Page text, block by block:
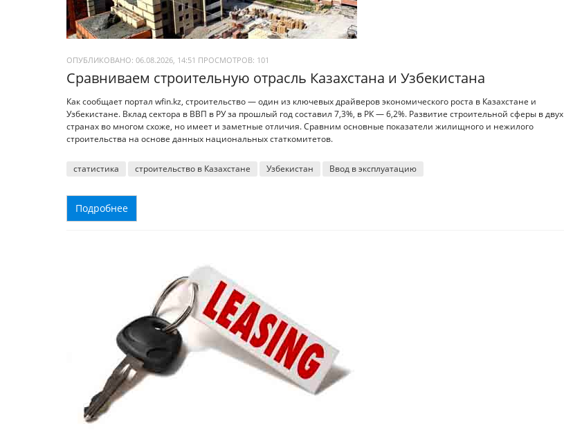
ОПУБЛИКОВАНО: 06.08.2026, 14:51 ПРОСМОТРОВ: 101
Сравниваем строительную отрасль Казахстана и Узбекистана
Как сообщает портал wfin.kz, строительство — один из ключевых драйверов экономического роста в Казахстане и
Узбекистане. Вклад сектора в ВВП в РУ за прошлый год составил 7,3%, в РК — 6,2%. Развитие строительной сферы в двух
странах во многом схоже, но имеет и заметные отличия. Сравним основные показатели жилищного и нежилого
строительства на основе данных национальных статкомитетов.
статистика строительство в Казахстане Узбекистан Ввод в эксплуатацию
Подробнее